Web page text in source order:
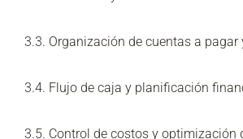
3.3. Organización de cuentas a pagar
3.4. Flujo de caja y planificación
3.5. Control de costos y optimización